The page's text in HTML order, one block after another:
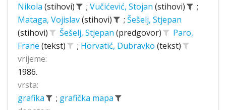
Nikola (stihovi) ; Vučićević, Stojan (stihovi)
;
Mataga, Vojislav(stihovi) ; Šešelj, Stjepan
(stihovi)
Šešelj, Stjepan (predgovor)
Paro,
Frane (tekst) ; Horvatić, Dubravko (tekst)
vrijeme:
1986.
vrsta:
grafika
; grafička mapa